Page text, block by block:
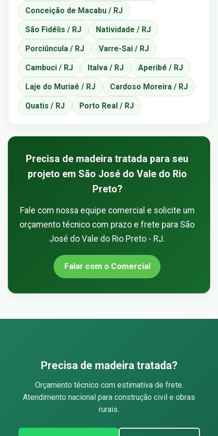
Conceição de Macabu / RJ
São Fidélis / RJ Natividade / RJ
Porciúncula / RJ Varre-Sai / RJ
Cambuci / RJ Italva / RJ Aperibé / RJ
Laje do Muriaé / RJ Cardoso Moreira / RJ
Quatis / RJ Porto Real / RJ
Precisa de madeira tratada para seu
projeto em São José do Vale do Rio
Preto?
Fale com nossa equipe comercial e solicite um
orçamento técnico com prazo e frete para São
José do Vale do Rio Preto - RJ.
Falar com o Comercial
Precisa de madeira tratada?
Orçamento técnico com estimativa de frete.
Atendimento nacional para construção civil e obras
rurais.